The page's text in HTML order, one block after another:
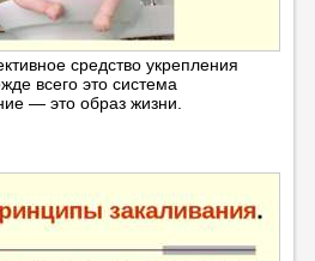
средство укрепления
всего это система
— это образ жизни.